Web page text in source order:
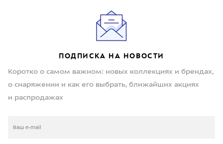
ПОДПИСКА НА НОВОСТИ
Коротко о самом важном: новых коллекциях и брендах,
о снаряжении и как его выбрать, ближайших акциях
и распродажах